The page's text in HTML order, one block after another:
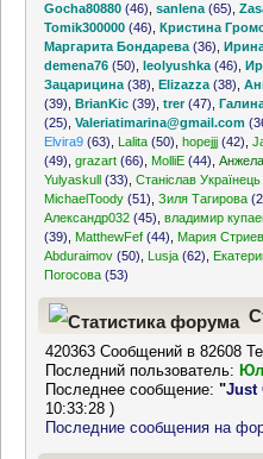
Gocha80880 (46) ,sanlena (65) ,
Tomik300000 (46) ,Кристина
Маргарита Бондарева (36) ,
demena76 (50) ,leolyushka (46) ,
Зацарицина (38) ,Elizazza (38) ,
(39) ,BrianKic (39) ,trer(47) ,
(25) ,Valeriatimarina@gmail.com
Elvira9 (63) Lalita (50) ,hopejjj (42) ,
(49) ,grazart (66) MolliE (44) ,
Yulyaskull (33) ,Станіслав Українець
MichaelToody (51) ,Зиля Тагирова
Александр032 (45) ,владимир
(39)
MatthewFef (44) Мария
Abduraimov (50) Lusja (62)
Погосова (53)
420363 Сообщений в 82608
Последний пользователь:
Последнее сообщение:"Just
10:33:28 )
Последние сообщения на